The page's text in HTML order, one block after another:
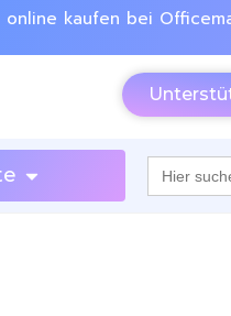
kaufen bei
Search
for: